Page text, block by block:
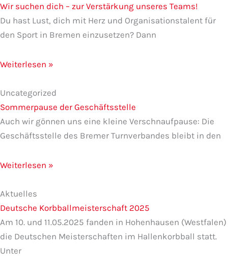
Wir suchen dich – zur Verstärkung unseres Teams!
Du hast Lust, dich mit Herz und Organisationstalent für
den Sport in Bremen einzusetzen? Dann
Weiterlesen »
Uncategorized
Sommerpause der Geschäftsstelle
Auch wir gönnen uns eine kleine Verschnaufpause: Die
Geschäftsstelle des Bremer Turnverbandes bleibt in den
Weiterlesen »
Aktuelles
Deutsche Korbballmeisterschaft 2025
Am 10. und 11.05.2025 fanden in Hohenhausen (Westfalen)
die Deutschen Meisterschaften im Hallenkorbball statt.
Unter